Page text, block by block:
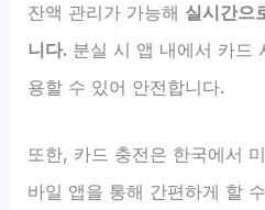
잔액 관리가 가능해 실시간으
니다. 분실 시 앱 내에서 카드
용할 수 있어 안전합니다.
또한, 카드 충전은 한국에서
바일 앱을 통해 간편하게 할